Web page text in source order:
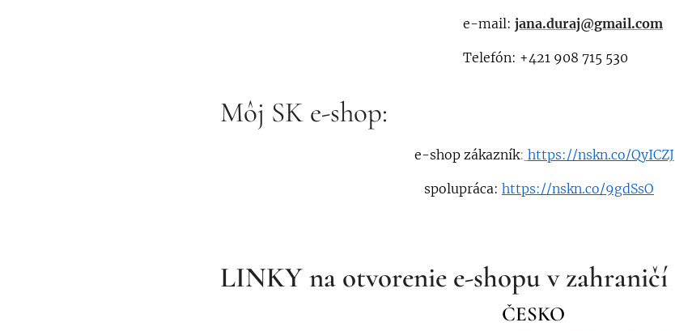
e-mail: jana.duraj@gmail.com
Telefón: +421 908 715 530
Môj SK e-shop:
e-shop zákazník: https://nskn.co/QyICZJ
spolupráca: https://nskn.co/9gdSsO
LINKY na otvorenie e-shopu v zahraničí
ČESKO